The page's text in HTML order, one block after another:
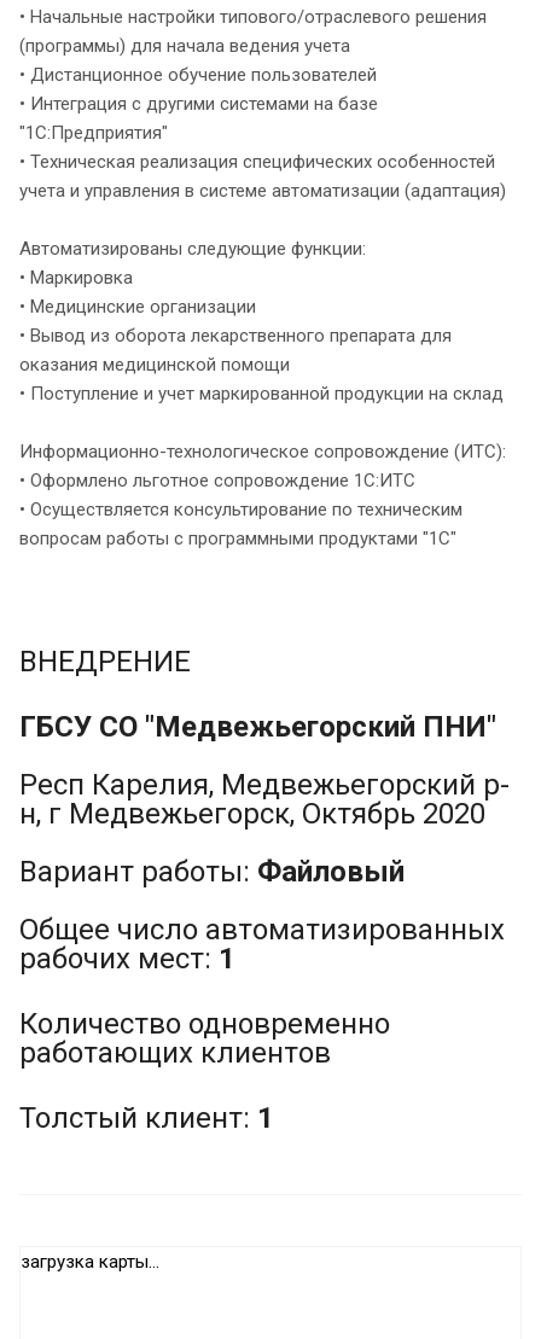
• Начальные настройки типового/отраслевого решения
(программы) для начала ведения учета
• Дистанционное обучение пользователей
• Интеграция с другими системами на базе
"1С:Предприятия"
• Техническая реализация специфических особенностей
учета и управления в системе автоматизации (адаптация)
Автоматизированы следующие функции:
• Маркировка
• Медицинские организации
• Вывод из оборота лекарственного препарата для
оказания медицинской помощи
• Поступление и учет маркированной продукции на склад
Информационно-технологическое сопровождение (ИТС):
• Оформлено льготное сопровождение 1С:ИТС
• Осуществляется консультирование по техническим
вопросам работы с программными продуктами "1С"
ВНЕДРЕНИЕ
ГБСУ СО "Медвежьегорский ПНИ"
Респ Карелия, Медвежьегорский р-
н, г Медвежьегорск, Октябрь 2020
Вариант работы: Файловый
Общее число автоматизированных
рабочих мест: 1
Количество одновременно
работающих клиентов
Толстый клиент: 1
загрузка карты...